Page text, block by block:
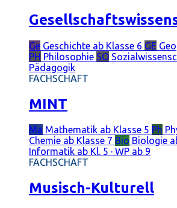
Ge Geschichte ab Klasse 6 GE
PH Philosophie SO
Pädagogik
FACHSCHAFT
MINT
Ma Mathematik ab Klasse 5 Ph
Chemie ab Klasse 7 Bio Biologie
Informatik ab Kl. 5 · WP ab 9
FACHSCHAFT
Musisch-Kulturell